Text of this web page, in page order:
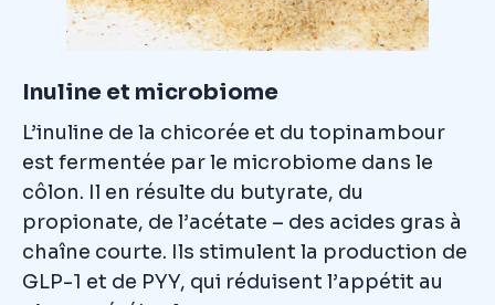
Inuline et microbiome
L’inuline de la chicorée et du topinambour
est fermentée par le microbiome dans le
côlon. Il en résulte du butyrate, du
propionate, de l’acétate – des acides gras à
chaîne courte. Ils stimulent la production de
GLP-1 et de PYY, qui réduisent l’appétit au